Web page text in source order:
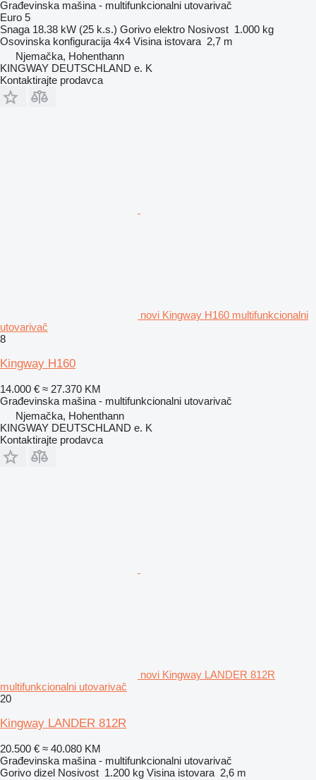
Građevinska mašina - multifunkcionalni utovarivač
Euro 5
Snaga 18.38 kW (25 k.s.) Gorivo elektro Nosivost 1.000 kg
Osovinska konfiguracija 4x4 Visina istovara 2,7 m
Njemačka, Hohenthann
KINGWAY DEUTSCHLAND e. K
Kontaktirajte prodavca
novi Kingway H160 multifunkcionalni
utovarivač
8
Kingway H160
14.000 € ≈ 27.370 KM
Građevinska mašina - multifunkcionalni utovarivač
Njemačka, Hohenthann
KINGWAY DEUTSCHLAND e. K
Kontaktirajte prodavca
novi Kingway LANDER 812R
multifunkcionalni utovarivač
20
Kingway LANDER 812R
20.500 € ≈ 40.080 KM
Građevinska mašina - multifunkcionalni utovarivač
Gorivo dizel Nosivost 1.200 kg Visina istovara 2,6 m